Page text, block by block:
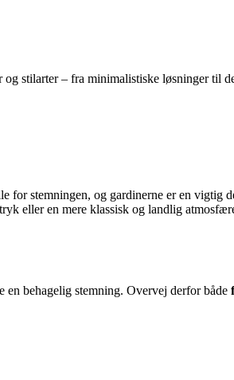
stilarter – fra minimalistiske løsninger til
for stemningen, og gardinerne er en vigtig
eller en mere klassisk og landlig
behagelig stemning. Overvej derfor både